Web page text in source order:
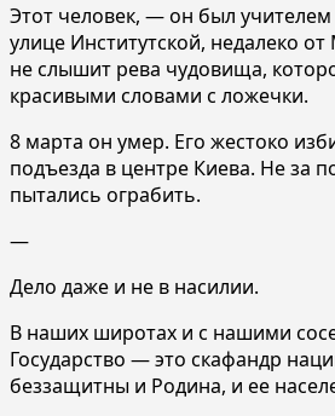
Этот человек, — он был
улице Институтской, недалеко
не слышит рева чудовища,
красивыми словами с ложечки.
8 марта он умер. Его жестоко
подъезда в центре Киева. Не за
пытались ограбить.
—
Дело даже и не в насилии.
В наших широтах и с нашими
Государство — это скафандр
беззащитны и Родина, и ее